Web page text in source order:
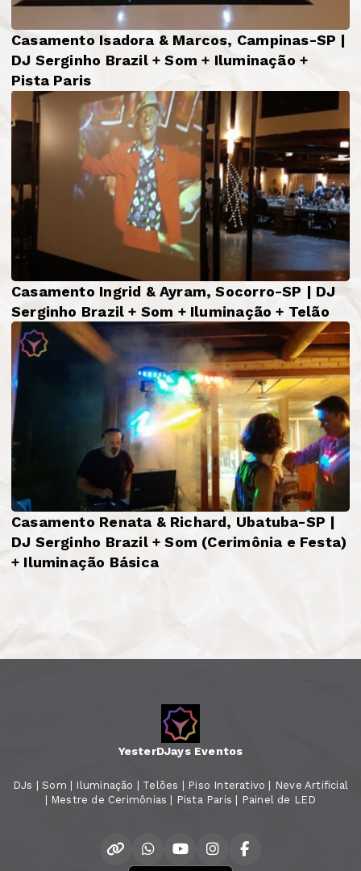
Casamento Isadora & Marcos, Campinas-SP |
DJ Serginho Brazil + Som + Iluminação +
Pista Paris
Casamento Ingrid & Ayram, Socorro-SP | DJ
Serginho Brazil + Som + Iluminação + Telão
Casamento Renata & Richard, Ubatuba-SP |
DJ Serginho Brazil + Som (Cerimônia e Festa)
+ Iluminação Básica
YesterDJays Eventos
DJs | Som | Iluminação | Telões | Piso Interativo | Neve Artificial
| Mestre de Cerimônias | Pista Paris | Painel de LED